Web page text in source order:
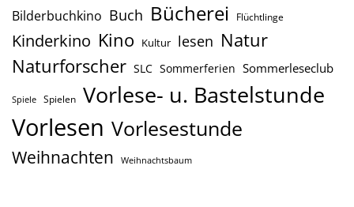
Bilderbuchkino Buch Bücherei Flüchtlinge
Kinderkino Kino Kultur lesen Natur
Naturforscher SLC Sommerferien Sommerleseclub
Spiele Spielen Vorlese- u. Bastelstunde
Vorlesen Vorlesestunde
Weihnachten Weihnachtsbaum